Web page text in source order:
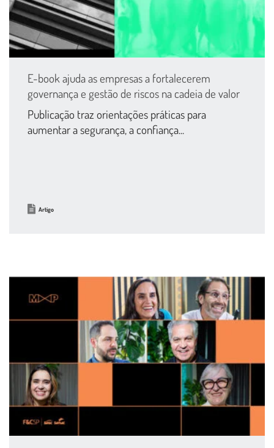
E-book ajuda as empresas a fortalecerem
governança e gestão de riscos na cadeia de valor
Publicação traz orientações práticas para
aumentar a segurança, a confiança...
Artigo